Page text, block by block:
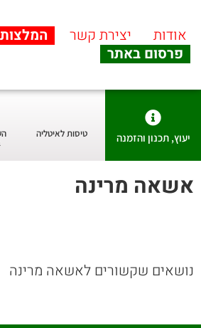
אודות יצירת קשר
המלצות
פרסום באתר
יעוץ, תכנון והזמנה טיסות לאיטליה
אשאה מרינה
נושאים שקשורים לאשאה מרינה